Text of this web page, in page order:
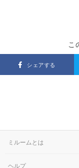
こ
シェアする
ミルームとは
ヘルプ